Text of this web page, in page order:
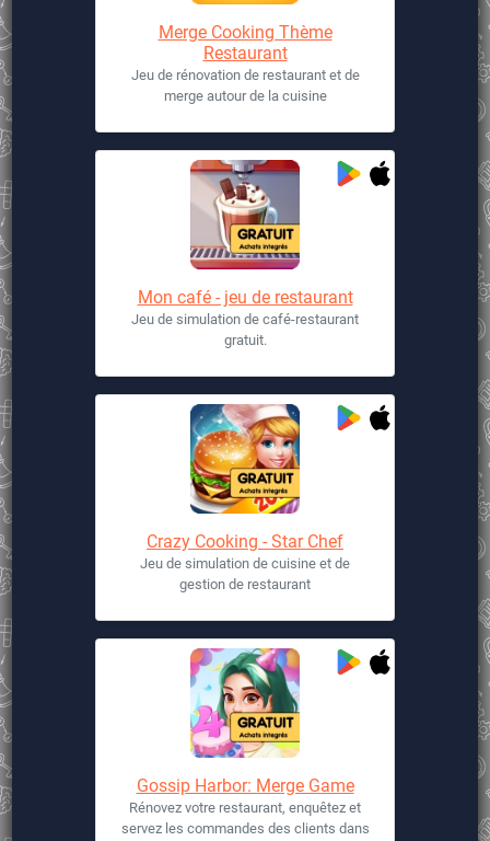
Merge Cooking Thème
Restaurant
Jeu de rénovation de restaurant et de
merge autour de la cuisine
Mon café - jeu de restaurant
Jeu de simulation de café-restaurant
gratuit.
Crazy Cooking - Star Chef
Jeu de simulation de cuisine et de
gestion de restaurant
Gossip Harbor: Merge Game
Rénovez votre restaurant, enquêtez et
servez les commandes des clients dans